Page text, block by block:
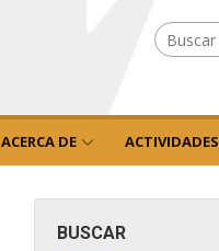
Buscar
por:
ACERCA DE ACTIVIDADES
BUSCAR